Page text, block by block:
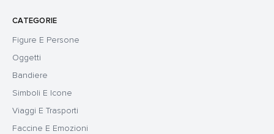
CATEGORIE
Figure E Persone
Oggetti
Bandiere
Simboli E Icone
Viaggi E Trasporti
Faccine E Emozioni